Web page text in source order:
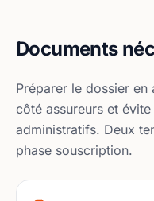
Documents
Préparer le dossier
côté assureurs et
administratifs. Deux
phase souscription.